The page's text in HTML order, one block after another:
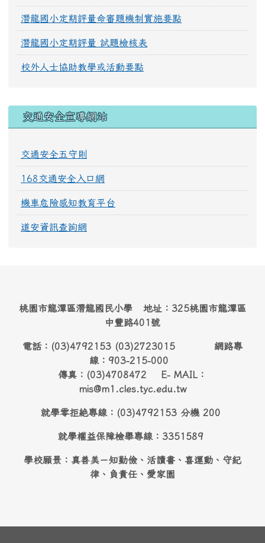
潛龍國小定期評量命審題機制實施要點
潛龍國小定期評量 試題檢核表
校外人士協助教學或活動要點
交通安全宣導網站
交通安全五守則
168交通安全入口網
機車危險感知教育平台
道安資訊查詢網
桃園市龍潭區潛龍國民小學 地址：325桃園市龍潭區
中豐路401號
電話：(03)4792153 (03)2723015 網路專
線：903-215-000
傳真：(03)4708472 E- MAIL：
mis@m1.cles.tyc.edu.tw
就學零拒絶專線：(03)4792153 分機 200
就學權益保障檢舉專線：3351589
學校願景：真善美－知勤儉、活讀書、喜運動、守紀
律、負責任、愛家園